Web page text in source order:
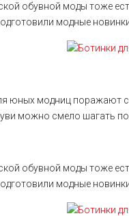
обувной моды тоже
модные
юных модниц поражают
можно смело шагать
обувной моды тоже
модные